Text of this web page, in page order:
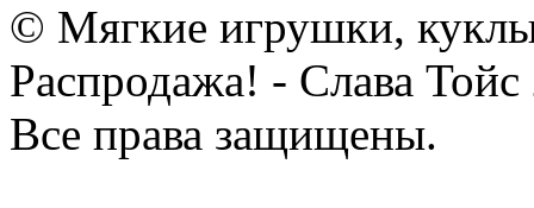
© Мягкие игрушки,
Распродажа! - Слава Тойс
Все права защищены.